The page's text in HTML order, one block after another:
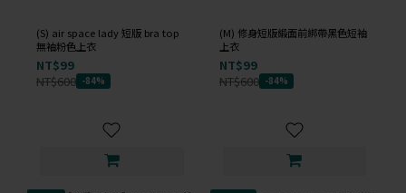
(S) air space lady 短版 bra top
無袖粉色上衣
NT$99
NT$600 -84%
(M) 修身短版緞面前綁帶黑色短袖
上衣
NT$99
NT$600 -84%